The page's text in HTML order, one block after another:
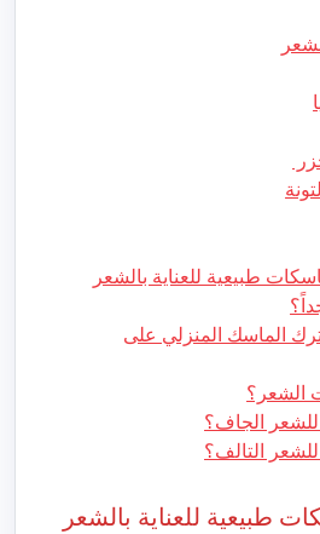
طبيعية للعناية بالشعر
الماسك المنزلي على
الشعر؟
الجاف؟
التالف؟
طبيعية للعناية بالشعر